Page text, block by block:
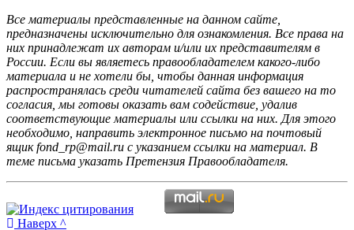
Все материалы представленные на данном сайте,
предназначены исключительно для ознакомления. Все права на
них принадлежат их авторам и/или их представителям в
России. Если вы являетесь правообладателем какого-либо
материала и не хотели бы, чтобы данная информация
распространялась среди читателей сайта без вашего на то
согласия, мы готовы оказать вам содействие, удалив
соответствующие материалы или ссылки на них. Для этого
необходимо, направить электронное письмо на почтовый
ящик fond_rp@mail.ru с указанием ссылки на материал. В
теме письма указать Претензия Правообладателя.
Наверх ^